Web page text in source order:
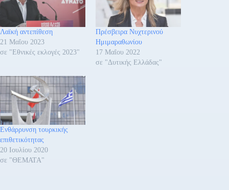
Λαϊκή αντεπίθεση
21 Μαΐου 2023
σε "Εθνικές εκλογές 2023"
Πρέσβειρα Νυχτερινού
Ημιμαραθωνίου
17 Μαΐου 2022
σε "Δυτικής Ελλάδας"
Ενθάρρυνση τουρκικής
επιθετικότητας
20 Ιουλίου 2020
σε "ΘΕΜΑΤΑ"